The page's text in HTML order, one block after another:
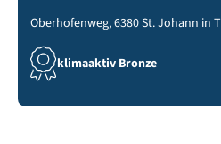
Oberhofenweg, 6380 St. Johann in
klimaaktiv Bronze